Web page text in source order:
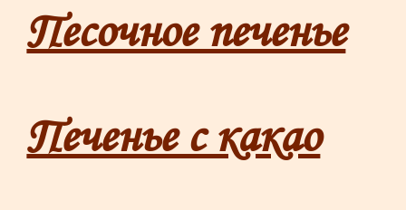
Песочное печенье
Печенье с какао